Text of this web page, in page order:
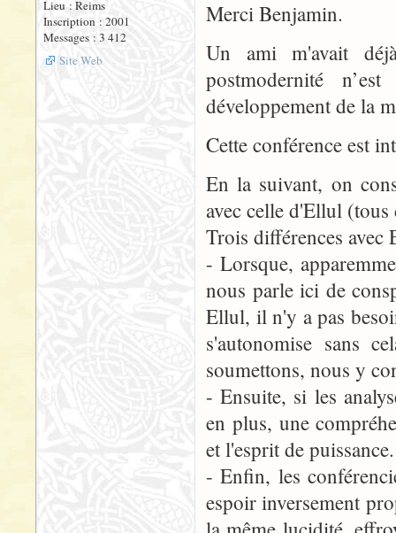
Lieu : Reims
Inscription : 2001
Messages : 3 412
Site Web
Merci Benjamin.
Un ami m'avait
postmodernité
développement de la
Cette conférence est
En la suivant, on
avec celle d'Ellul
Trois différences avec
- Lorsque,
nous parle ici de
Ellul, il n'y a pas
s'autonomise sans
soumettons, nous y
- Ensuite, si les
en plus, une
et l'esprit de puissance.
- Enfin, les
espoir inversement